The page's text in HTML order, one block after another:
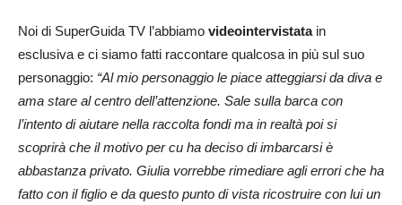
Noi di SuperGuida TV l’abbiamo videointervistatain
esclusiva e ci siamo fatti raccontare qualcosa in più sul suo
personaggio: “Al mio personaggio le piace atteggiarsi da diva e
ama stare al centro dell’attenzione. Sale sulla barca con
l’intento di aiutare nella raccolta fondi ma in realtà poi si
scoprirà che il motivo per cu ha deciso di imbarcarsi è
abbastanza privato. Giulia vorrebbe rimediare agli errori che ha
fatto con il figlio e da questo punto di vista ricostruire con lui un